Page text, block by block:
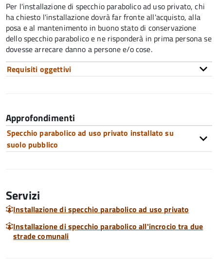
Per l'installazione di specchio parabolico ad uso privato, chi
ha chiesto l'installazione dovrà far fronte all'acquisto, alla
posa e al mantenimento in buono stato di conservazione
dello specchio parabolico e ne risponderà in prima persona se
dovesse arrecare danno a persone e/o cose.
Requisiti oggettivi
Approfondimenti
Specchio parabolico ad uso privato installato su
suolo pubblico
Servizi
Installazione di specchio parabolico ad uso privato
Installazione di specchio parabolico all'incrocio tra due
strade comunali